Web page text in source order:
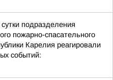
подразделения
пожарно-спасательного
Карелия реагировали
событий: